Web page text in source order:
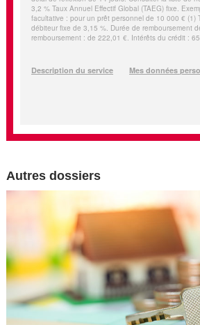
Autres dossiers